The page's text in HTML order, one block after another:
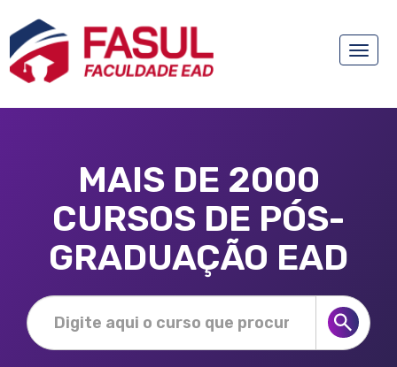
Toggle
MAIS DE 2000
CURSOS DE PÓS-
GRADUAÇÃO EAD